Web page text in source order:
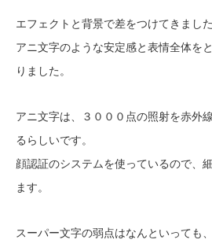
エフェクトと背景で差をつけてきまし
アニ文字のような安定感と表情全体を
りました。
アニ文字は、３０００点の照射を赤外
るらしいです。
顔認証のシステムを使っているので、
ます。
スーパー文字の弱点はなんといっても